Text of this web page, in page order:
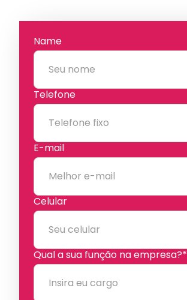
Name
Telefone
E-mail
Celular
Qual a sua função na empresa?*